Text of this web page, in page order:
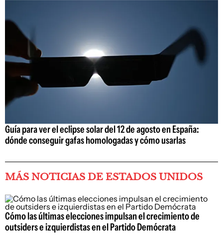
Guía para ver el eclipse solar del 12 de agosto en España:
dónde conseguir gafas homologadas y cómo usarlas
MÁS NOTICIAS DE ESTADOS UNIDOS
Cómo las últimas elecciones impulsan el crecimiento de
outsiders e izquierdistas en el Partido Demócrata